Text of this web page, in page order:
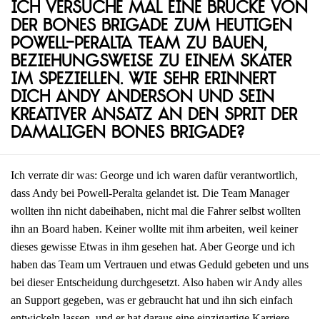
Ich versuche mal eine Brücke von
der Bones Brigade zum heutigen
Powell-Peralta Team zu bauen,
beziehungsweise zu einem Skater
im Speziellen. Wie sehr erinnert
dich Andy Anderson und sein
kreativer Ansatz an den Sprit der
damaligen Bones Brigade?
Ich verrate dir was: George und ich waren dafür verantwortlich,
dass Andy bei Powell-Peralta gelandet ist. Die Team Manager
wollten ihn nicht dabeihaben, nicht mal die Fahrer selbst wollten
ihn an Board haben. Keiner wollte mit ihm arbeiten, weil keiner
dieses gewisse Etwas in ihm gesehen hat. Aber George und ich
haben das Team um Vertrauen und etwas Geduld gebeten und uns
bei dieser Entscheidung durchgesetzt. Also haben wir Andy alles
an Support gegeben, was er gebraucht hat und ihn sich einfach